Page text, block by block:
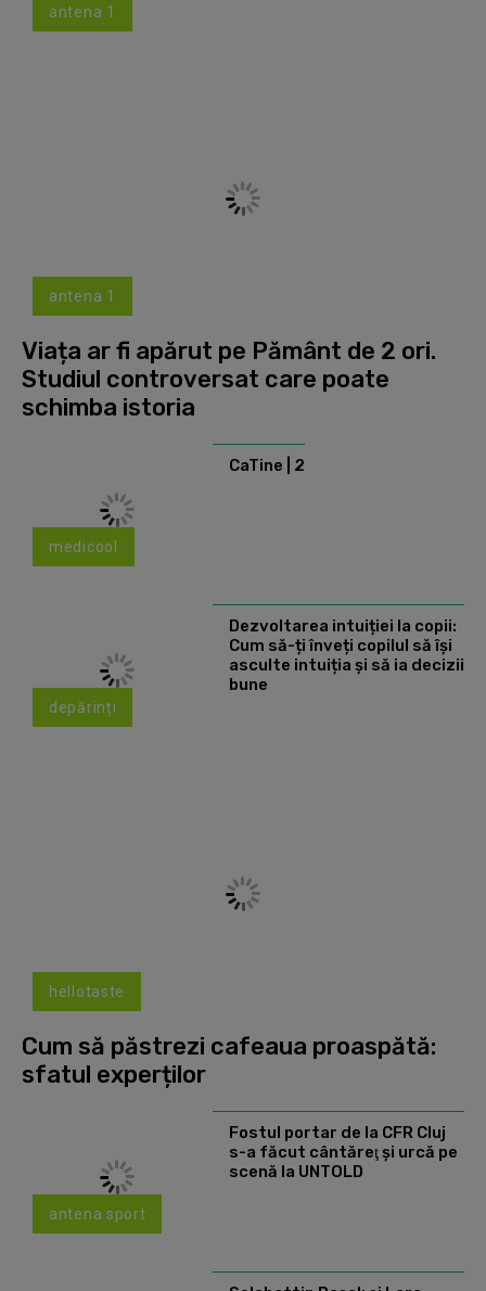
antena 1
antena 1
Viața ar fi apărut pe Pământ de 2 ori.
Studiul controversat care poate
schimba istoria
medicool
CaTine | 2
depărinți
Dezvoltarea intuiției la copii:
Cum să-ți înveți copilul să își
asculte intuiția și să ia decizii
bune
hellotaste
Cum să păstrezi cafeaua proaspătă:
sfatul experților
antena sport
Fostul portar de la CFR Cluj
s-a făcut cântăreţ şi urcă pe
scenă la UNTOLD